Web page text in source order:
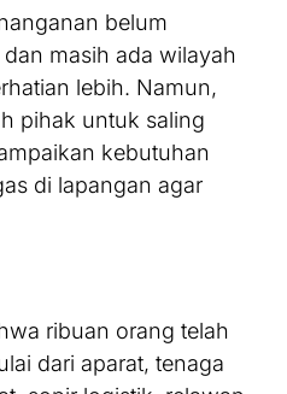
belum
masih ada wilayah
lebih. Namun,
pihak untuk saling
kebutuhan
di lapangan agar
ribuan orang telah
dari aparat, tenaga